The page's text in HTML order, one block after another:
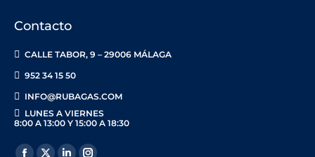
Contacto
CALLE TABOR, 9 – 29006 MÁLAGA
952 34 15 50
INFO@RUBAGAS.COM
LUNES A VIERNES
8:00 A 13:00 Y 15:00 A 18:30
Encuéntranos en: